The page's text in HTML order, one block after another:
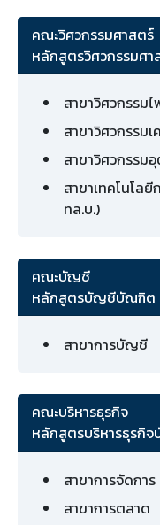
คณะวิศวกรรมศาสตร์
หลักสูตรวิศวกรรมศ
สาขาวิศวกรรม
สาขาวิศวกรรมเ
สาขาวิศวกรรม
สาขาเทคโนโล
ทล.บ.)
คณะบัญชี
หลักสูตรบัญชีบัณฑิต
สาขาการบัญชี
คณะบริหารธุรกิจ
หลักสูตรบริหารธุรกิ
สาขาการจัดการ
สาขาการตลาด